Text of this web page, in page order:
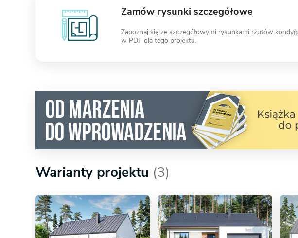
Zamów rysunki szczegółowe
Zapoznaj się ze szczegółowymi rysunkami rzutów
w PDF dla tego projektu.
Warianty projektu (3)